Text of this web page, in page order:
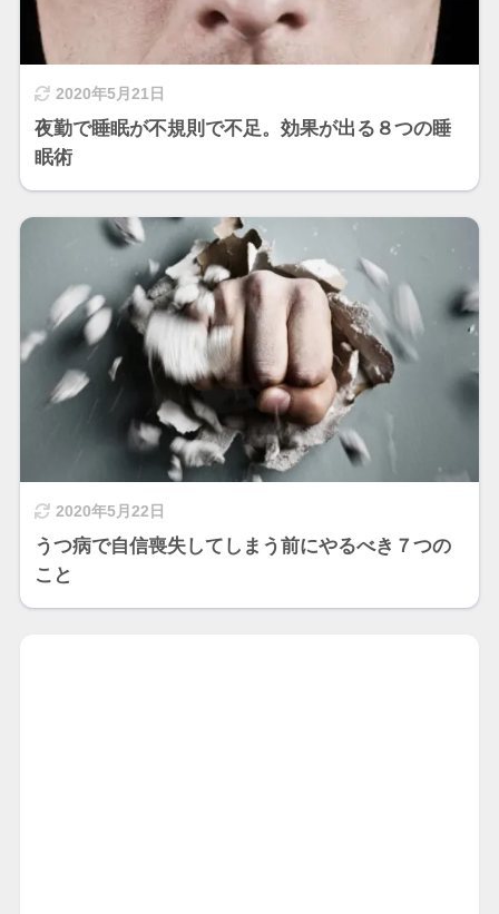
2020年5月21日
夜勤で睡眠が不規則で不足。効果が出る８つの睡
眠術
2020年5月22日
うつ病で自信喪失してしまう前にやるべき７つの
こと